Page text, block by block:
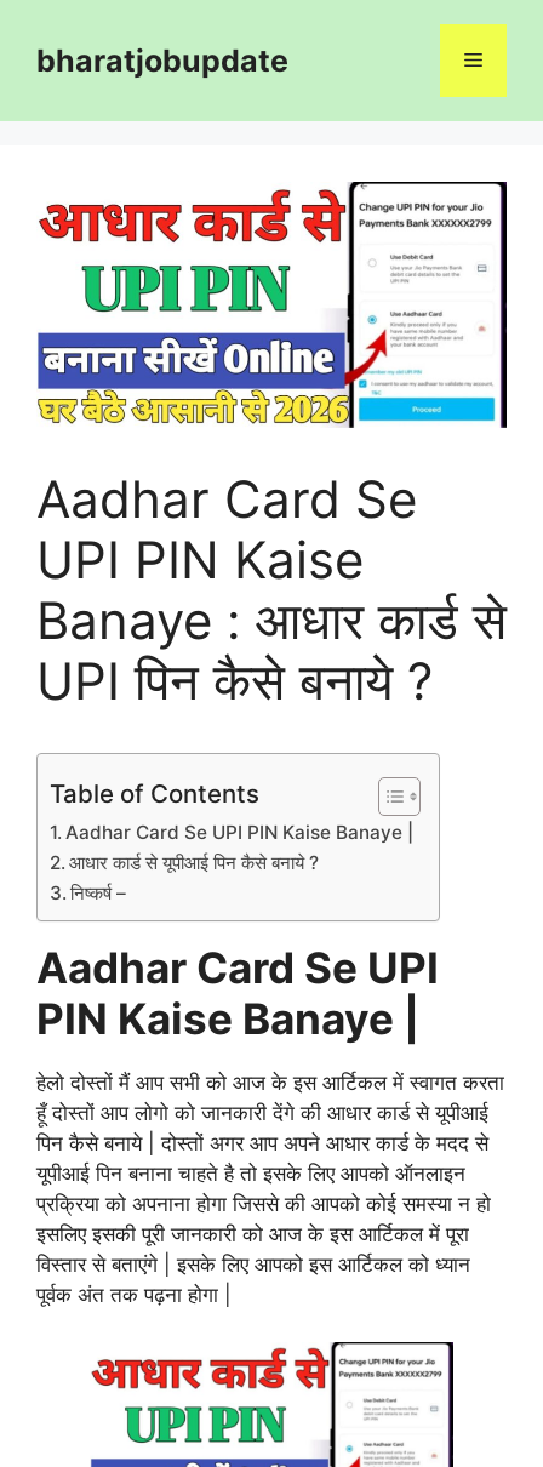
contentbharatjobupdate Menu
Aadhar Card Se
UPI PIN Kaise
Banaye : आधार कार्ड से
UPI पिन कैसे बनाये ?
Table of Contents
Aadhar Card Se UPI PIN Kaise Banaye |
आधार कार्ड से यूपीआई पिन कैसे बनाये ?
निष्कर्ष –
Aadhar Card Se UPI
PIN Kaise Banaye |
हेलो दोस्तों मैं आप सभी को आज के इस आर्टिकल में स्वागत करता
हूँ दोस्तों आप लोगो को जानकारी देंगे की आधार कार्ड से यूपीआई
पिन कैसे बनाये | दोस्तों अगर आप अपने आधार कार्ड के मदद से
यूपीआई पिन बनाना चाहते है तो इसके लिए आपको ऑनलाइन
प्रक्रिया को अपनाना होगा जिससे की आपको कोई समस्या न हो
इसलिए इसकी पूरी जानकारी को आज के इस आर्टिकल में पूरा
विस्तार से बताएंगे | इसके लिए आपको इस आर्टिकल को ध्यान
पूर्वक अंत तक पढ़ना होगा |